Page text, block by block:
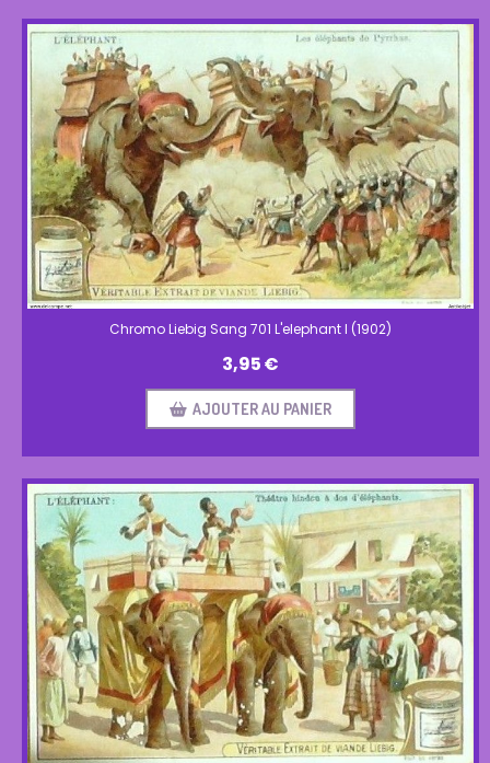
Chromo Liebig Sang 701 L'elephant I (1902)
3,95€
AJOUTER AU PANIER